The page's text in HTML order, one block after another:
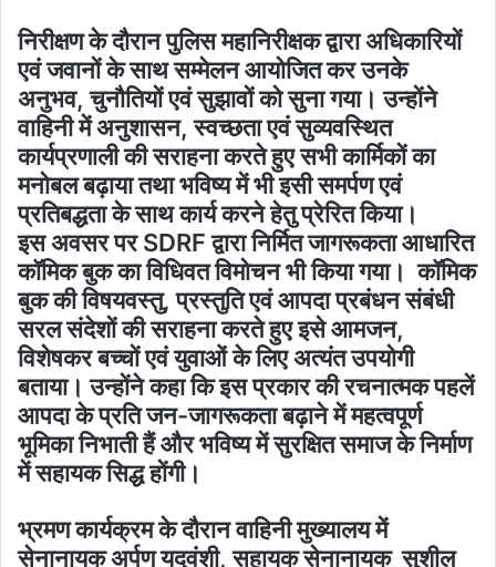
निरीक्षण के दौरान पुलिस महानिरीक्षक द्वारा अधिकारियों
एवं जवानों के साथ सम्मेलन आयोजित कर उनके
अनुभव, चुनौतियों एवं सुझावों को सुना गया। उन्होंने
वाहिनी में अनुशासन, स्वच्छता एवं सुव्यवस्थित
कार्यप्रणाली की सराहना करते हुए सभी कार्मिकों का
मनोबल बढ़ाया तथा भविष्य में भी इसी समर्पण एवं
प्रतिबद्धता के साथ कार्य करने हेतु प्रेरित किया।
इस अवसर पर SDRF द्वारा निर्मित जागरूकता आधारित
कॉमिक बुक का विधिवत विमोचन भी किया गया। कॉमिक
बुक की विषयवस्तु, प्रस्तुति एवं आपदा प्रबंधन संबंधी
सरल संदेशों की सराहना करते हुए इसे आमजन,
विशेषकर बच्चों एवं युवाओं के लिए अत्यंत उपयोगी
बताया। उन्होंने कहा कि इस प्रकार की रचनात्मक पहलें
आपदा के प्रति जन-जागरूकता बढ़ाने में महत्वपूर्ण
भूमिका निभाती हैं और भविष्य में सुरक्षित समाज के निर्माण
में सहायक सिद्ध होंगी।
भ्रमण कार्यक्रम के दौरान वाहिनी मुख्यालय में
सेनानायक अर्पण यदुवंशी, सहायक सेनानायक सुशील